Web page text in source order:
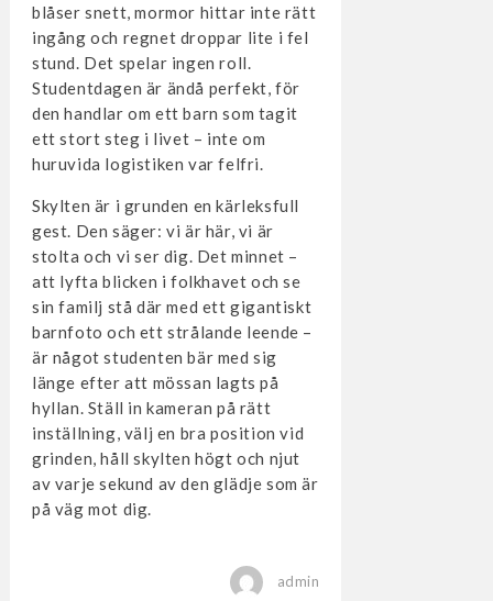
blåser snett, mormor hittar inte rätt
ingång och regnet droppar lite i fel
stund. Det spelar ingen roll.
Studentdagen är ändå perfekt, för
den handlar om ett barn som tagit
ett stort steg i livet – inte om
huruvida logistiken var felfri.
Skylten är i grunden en kärleksfull
gest. Den säger: vi är här, vi är
stolta och vi ser dig. Det minnet –
att lyfta blicken i folkhavet och se
sin familj stå där med ett gigantiskt
barnfoto och ett strålande leende –
är något studenten bär med sig
länge efter att mössan lagts på
hyllan. Ställ in kameran på rätt
inställning, välj en bra position vid
grinden, håll skylten högt och njut
av varje sekund av den glädje som är
på väg mot dig.
admin